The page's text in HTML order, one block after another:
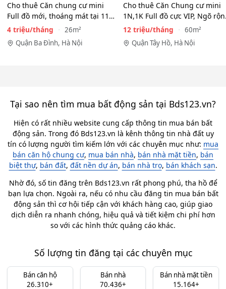
Cho thuê Căn chung cư mini
Full đồ mới, thoáng mát tại 116
Phan Kế Bính, Ba…
4 triệu/tháng
26m²
Quận Ba Đình, Hà Nội
Cho thuê Căn Chung cư mini
1N,1K Full đồ cực VIP, Ngõ
View toàn mặt hồ…
12 triệu/tháng
60m²
Quận Tây Hồ, Hà Nội
Tại sao nên tìm mua bất động sản tại Bds123.vn?
Hiện có rất nhiều website cung cấp thông tin mua bán bất
động sản. Trong đó Bds123.vn là kênh thông tin nhà đất uy
tín có lượng người tìm kiếm lớn với các chuyên mục như: mua
bán căn hộ chung cư, mua bán nhà, bán nhà mặt tiền, bán
biệt thự, bán đất, đất nền dự án, bán nhà trọ, bán khách sạn.
Nhờ đó, số tin đăng trên Bds123.vn rất phong phú, tha hồ để
bạn lựa chọn. Ngoài ra, nếu có nhu cầu đăng tin mua bán bất
động sản thì cơ hội tiếp cận với khách hàng cao, giúp giao
dịch diễn ra nhanh chóng, hiệu quả và tiết kiệm chi phí hơn
so với các hình thức quảng cáo khác.
Số lượng tin đăng tại các chuyên mục
Bán căn hộ
26.310+
Bán nhà
70.436+
Bán nhà mặt tiền
15.164+